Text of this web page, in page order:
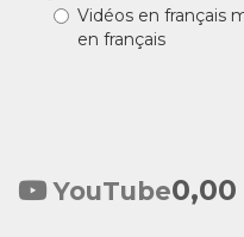
Vidéos en français
en français
YouTube